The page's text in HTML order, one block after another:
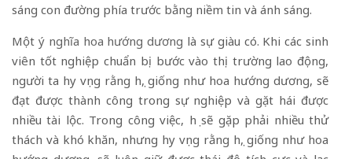
sáng con đường phía trước bằng niềm tin và ánh sáng.
Một ý nghĩa hoa hướng dương là sựgiàu có. Khi các sinh
viên tốt nghiệp chuẩn bị bước vào thị trường lao động,
người ta hy vọng rằng họ, giống như hoa hướng dương, sẽ
đạt được thành công trong sự nghiệp và gặt hái được
nhiều tài lộc. Trong công việc, họ sẽ gặp phải nhiều thử
thách và khó khăn, nhưng hy vọng rằng họ, giống như hoa